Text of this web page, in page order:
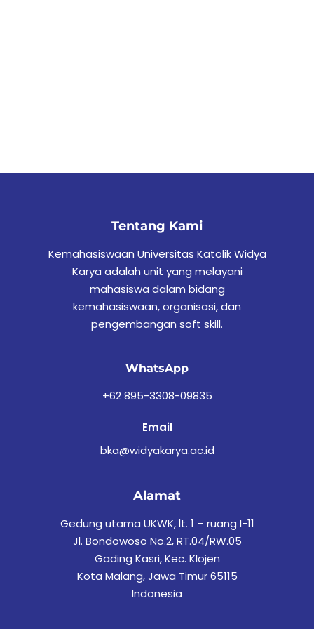
Tentang Kami
Kemahasiswaan Universitas Katolik Widya
Karya adalah unit yang melayani
mahasiswa dalam bidang
kemahasiswaan, organisasi, dan
pengembangan soft skill.
WhatsApp
+62 895-3308-09835
Email
bka@widyakarya.ac.id
Alamat
Gedung utama UKWK, lt. 1 – ruang I-11
Jl. Bondowoso No.2, RT.04/RW.05
Gading Kasri, Kec. Klojen
Kota Malang, Jawa Timur 65115
Indonesia